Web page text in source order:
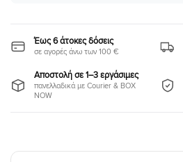
Έως 6 άτοκες δόσεις
σε αγορές άνω των 100 €
Αποστολή σε 1–3 εργάσιμες
πανελλαδικά με Courier & BOX
NOW